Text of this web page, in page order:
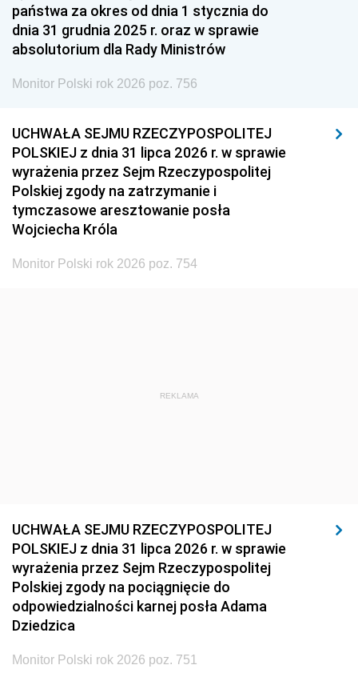
państwa za okres od dnia 1 stycznia do
dnia 31 grudnia 2025 r. oraz w sprawie
absolutorium dla Rady Ministrów
Monitor Polski rok 2026 poz. 756
UCHWAŁA SEJMU RZECZYPOSPOLITEJ
POLSKIEJ z dnia 31 lipca 2026 r. w sprawie
wyrażenia przez Sejm Rzeczypospolitej
Polskiej zgody na zatrzymanie i
tymczasowe aresztowanie posła
Wojciecha Króla
Monitor Polski rok 2026 poz. 754
REKLAMA
UCHWAŁA SEJMU RZECZYPOSPOLITEJ
POLSKIEJ z dnia 31 lipca 2026 r. w sprawie
wyrażenia przez Sejm Rzeczypospolitej
Polskiej zgody na pociągnięcie do
odpowiedzialności karnej posła Adama
Dziedzica
Monitor Polski rok 2026 poz. 751